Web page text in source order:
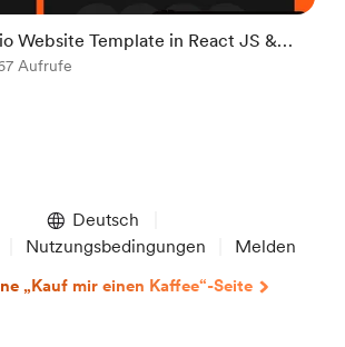
Website Template in React JS &
Aufrufe
Deutsch
Nutzungsbedingungen Melden
„Kauf mir einen Kaffee“-Seite